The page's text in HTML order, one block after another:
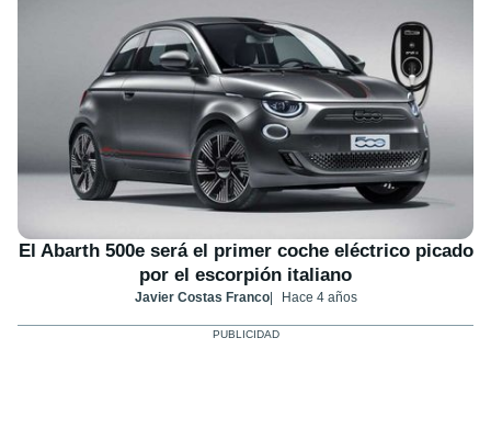
El Abarth 500e será el primer coche eléctrico picado
por el escorpión italiano
Javier Costas Franco Hace 4 años